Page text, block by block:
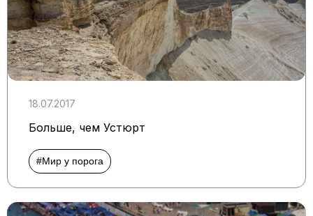
18.07.2017
Больше, чем Устюрт
#Мир у порога